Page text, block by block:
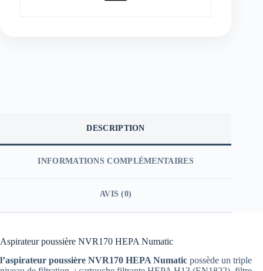
DESCRIPTION
INFORMATIONS COMPLÉMENTAIRES
AVIS (0)
Aspirateur poussière NVR170 HEPA Numatic
l’aspirateur poussière NVR170 HEPA Numatic possède un triple